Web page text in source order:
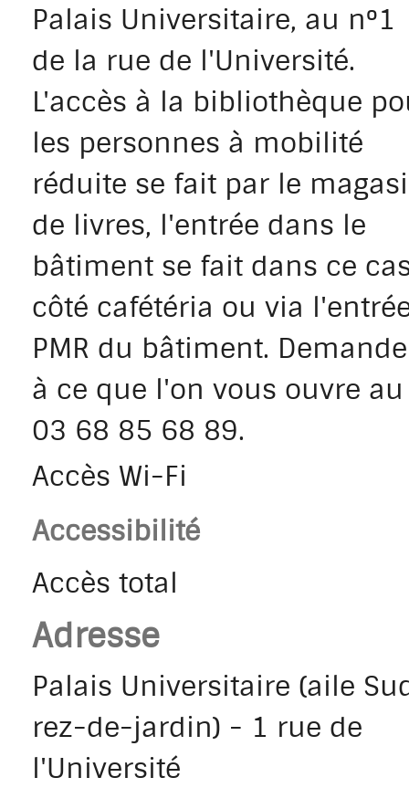
Palais Universitaire, au n°1
de la rue de l'Université.
L'accès à la bibliothèque
les personnes à mobilité
réduite se fait par le
de livres, l'entrée dans le
bâtiment se fait dans ce
côté cafétéria ou via
PMR du bâtiment.
à ce que l'on vous ouvre au
03 68 85 68 89.
Accès Wi-Fi
Accessibilité
Accès total
Adresse
Palais Universitaire (aile
rez-de-jardin) - 1 rue de
l'Université